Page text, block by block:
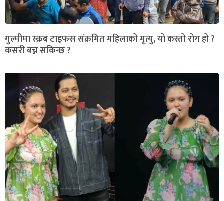
गुल्मीमा स्क्रब टाइफस संक्रमित महिलाको मृत्यु, यो कस्तो रोग हो ?
कसरी बच्न सकिन्छ ?